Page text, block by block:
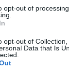
opt-out of
opt-out of
Data that Is